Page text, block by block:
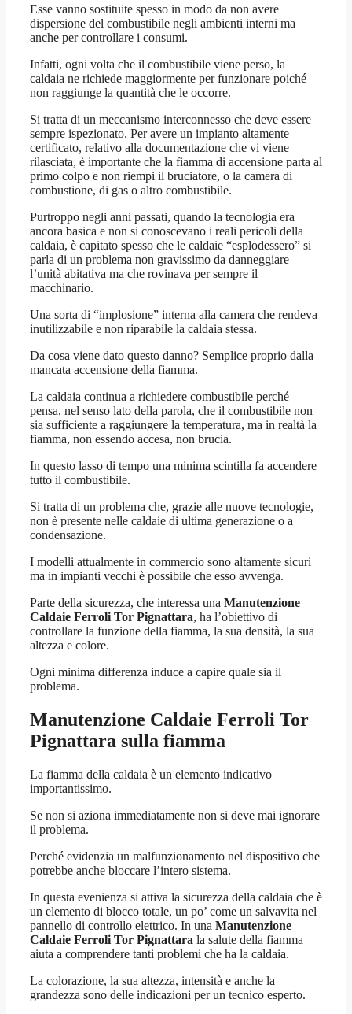
Esse vanno sostituite spesso in modo da non avere
dispersione del combustibile negli ambienti interni ma
anche per controllare i consumi.
Infatti, ogni volta che il combustibile viene perso, la
caldaia ne richiede maggiormente per funzionare poiché
non raggiunge la quantità che le occorre.
Si tratta di un meccanismo interconnesso che deve essere
sempre ispezionato. Per avere un impianto altamente
certificato, relativo alla documentazione che vi viene
rilasciata, è importante che la fiamma di accensione parta al
primo colpo e non riempi il bruciatore, o la camera di
combustione, di gas o altro combustibile.
Purtroppo negli anni passati, quando la tecnologia era
ancora basica e non si conoscevano i reali pericoli della
caldaia, è capitato spesso che le caldaie “esplodessero” si
parla di un problema non gravissimo da danneggiare
l’unità abitativa ma che rovinava per sempre il
macchinario.
Una sorta di “implosione” interna alla camera che rendeva
inutilizzabile e non riparabile la caldaia stessa.
Da cosa viene dato questo danno? Semplice proprio dalla
mancata accensione della fiamma.
La caldaia continua a richiedere combustibile perché
pensa, nel senso lato della parola, che il combustibile non
sia sufficiente a raggiungere la temperatura, ma in realtà la
fiamma, non essendo accesa, non brucia.
In questo lasso di tempo una minima scintilla fa accendere
tutto il combustibile.
Si tratta di un problema che, grazie alle nuove tecnologie,
non è presente nelle caldaie di ultima generazione o a
condensazione.
I modelli attualmente in commercio sono altamente sicuri
ma in impianti vecchi è possibile che esso avvenga.
Parte della sicurezza, che interessa una Manutenzione
Caldaie Ferroli Tor Pignattara, ha l’obiettivo di
controllare la funzione della fiamma, la sua densità, la sua
altezza e colore.
Ogni minima differenza induce a capire quale sia il
problema.
Manutenzione Caldaie Ferroli Tor
Pignattara sulla fiamma
La fiamma della caldaia è un elemento indicativo
importantissimo.
Se non si aziona immediatamente non si deve mai ignorare
il problema.
Perché evidenzia un malfunzionamento nel dispositivo che
potrebbe anche bloccare l’intero sistema.
In questa evenienza si attiva la sicurezza della caldaia che è
un elemento di blocco totale, un po’ come un salvavita nel
pannello di controllo elettrico. In una Manutenzione
Caldaie Ferroli Tor Pignattara la salute della fiamma
aiuta a comprendere tanti problemi che ha la caldaia.
La colorazione, la sua altezza, intensità e anche la
grandezza sono delle indicazioni per un tecnico esperto.